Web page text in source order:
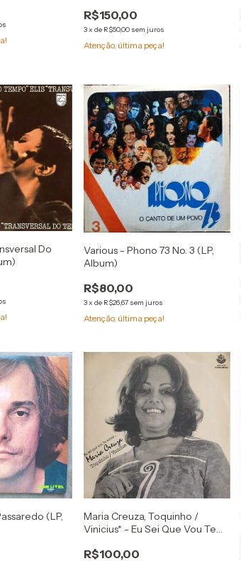
R$150,00
3xde R$50,00 sem juros
Atenção, última peça!
Do
Various - Phono 73 No. 3 (LP,
Album)
R$80,00
3xde R$26,67 sem juros
Atenção, última peça!
(LP,
Maria Creuza, Toquinho /
Vinicius* - Eu Sei Que Vou Te
R$100,00